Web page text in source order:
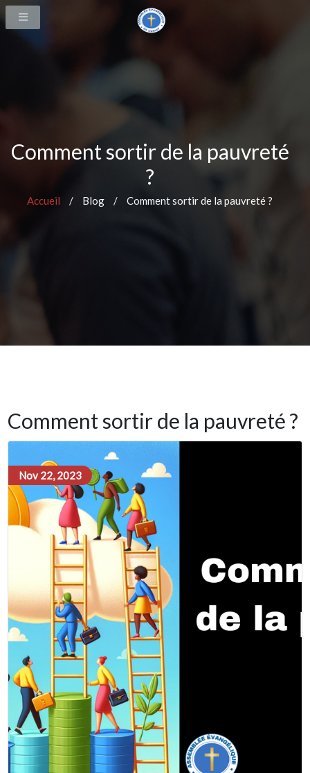
Comment sortir de la pauvreté
?
Accueil / Blog / Comment sortir de la pauvreté ?
Comment sortir de la pauvreté ?
Nov 22, 2023